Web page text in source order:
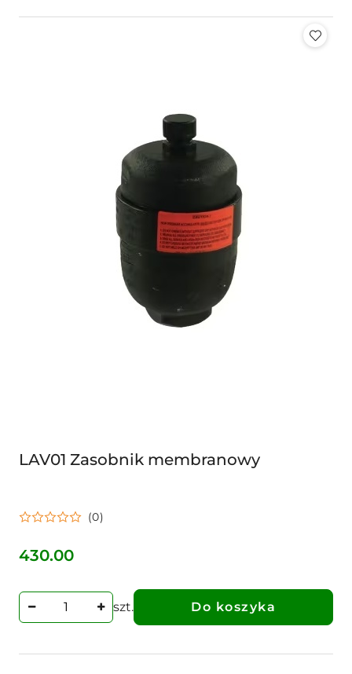
LAV01 Zasobnik membranowy
(0)
Cena:
430.00
szt. Do koszyka